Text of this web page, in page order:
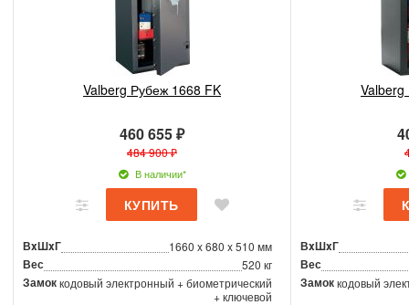
Valberg Рубеж 1668 FK
460 655 ₽
484 900 ₽
В наличии*
ВxШxГ 1660 x 680 x 510 мм
Вес 520 кг
Замоккодовый электронный + биометрический
+ ключевой
ВxШxГ
Вес
Замоккодовый